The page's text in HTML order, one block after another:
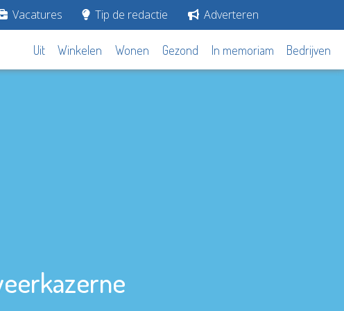
Vacatures Tip de redactie Adverteren
Uit Winkelen Wonen Gezond In memoriam Bedrijven